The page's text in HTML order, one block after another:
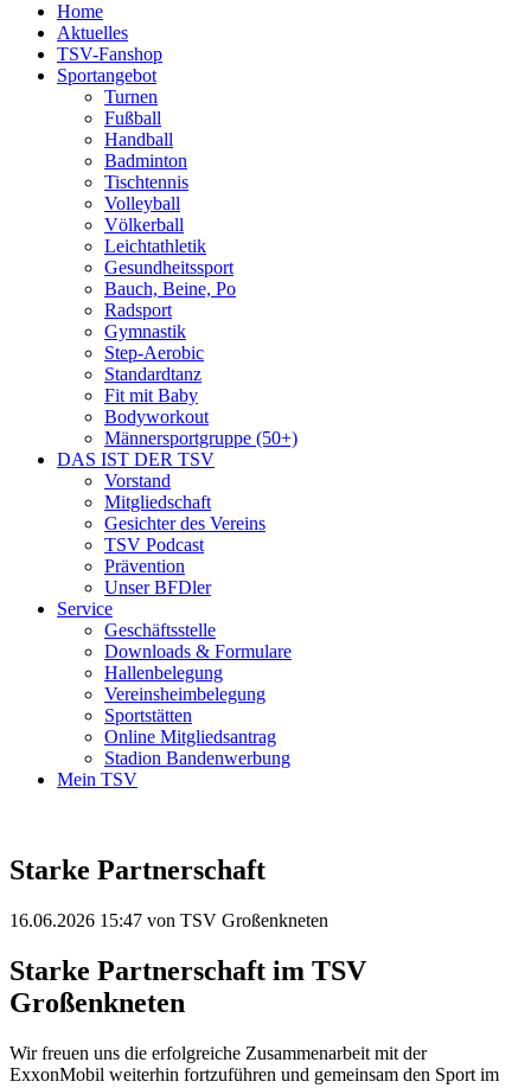
Home
Aktuelles
TSV-Fanshop
Sportangebot
Turnen
Fußball
Handball
Badminton
Tischtennis
Volleyball
Völkerball
Leichtathletik
Gesundheitssport
Bauch, Beine, Po
Radsport
Gymnastik
Step-Aerobic
Standardtanz
Fit mit Baby
Bodyworkout
Männersportgruppe (50+)
DAS IST DER TSV
Vorstand
Mitgliedschaft
Gesichter des Vereins
TSV Podcast
Prävention
Unser BFDler
Service
Geschäftsstelle
Downloads & Formulare
Hallenbelegung
Vereinsheimbelegung
Sportstätten
Online Mitgliedsantrag
Stadion Bandenwerbung
Mein TSV
Starke Partnerschaft
16.06.2026 15:47 von TSV Großenkneten
Starke Partnerschaft im TSV
Großenkneten
Wir freuen uns die erfolgreiche Zusammenarbeit mit der
ExxonMobil weiterhin fortzuführen und gemeinsam den Sport im